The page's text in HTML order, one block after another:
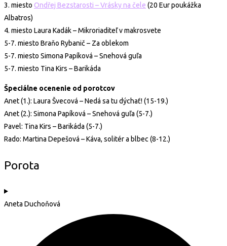
3. miesto Ondřej Bezstarosti – Vrásky na čele (20 Eur poukážka
Albatros)
4. miesto Laura Kadák – Mikroriaditeľ v makrosvete
5-7. miesto Braňo Rybanič – Za oblekom
5-7. miesto Simona Papíková – Snehová guľa
5-7. miesto Tina Kirs – Barikáda
Špeciálne ocenenie od porotcov
Anet (1.): Laura Švecová – Nedá sa tu dýchať! (15-19.)
Anet (2.): Simona Papíková – Snehová guľa (5-7.)
Pavel: Tina Kirs – Barikáda (5-7.)
Rado: Martina Depešová – Káva, solitér a blbec (8-12.)
Porota
Aneta Duchoňová